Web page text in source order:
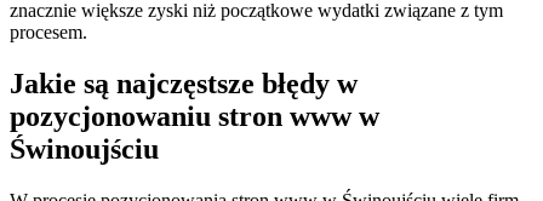
znacznie większe zyski niż początkowe wydatki związane z tym
procesem.
Jakie są najczęstsze błędy w
pozycjonowaniu stron www w
Świnoujściu